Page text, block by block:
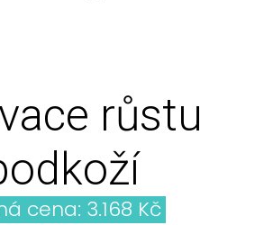
růstu
cena: 3.168 Kč